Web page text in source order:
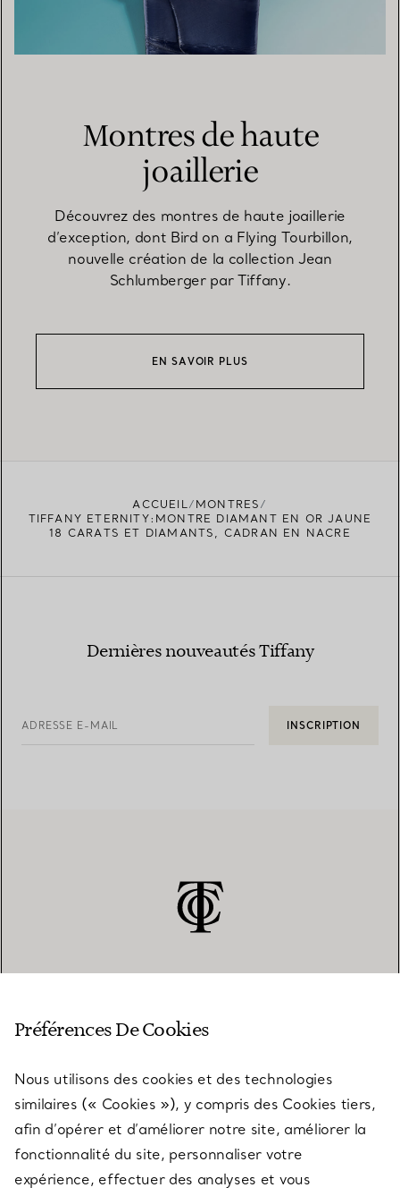
Montres de haute
joaillerie
Découvrez des montres de haute joaillerie
d’exception, dont Bird on a Flying Tourbillon,
nouvelle création de la collection Jean
Schlumberger par Tiffany.
EN SAVOIR PLUS
ACCUEIL
MONTRES
TIFFANY ETERNITY:MONTRE DIAMANT EN OR JAUNE
18 CARATS ET DIAMANTS, CADRAN EN NACRE
Dernières nouveautés Tiffany
ADRESSE E-MAIL INSCRIPTION
SERVICES
À PROPOS
Préférences De Cookies
Nous utilisons des cookies et des technologies
similaires (« Cookies »), y compris des Cookies tiers,
afin d’opérer et d’améliorer notre site, améliorer la
fonctionnalité du site, personnaliser votre
expérience, effectuer des analyses et vous